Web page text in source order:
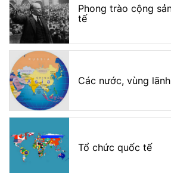
Phong trào cộng
tế
Các nước, vùng
Tổ chức quốc tế